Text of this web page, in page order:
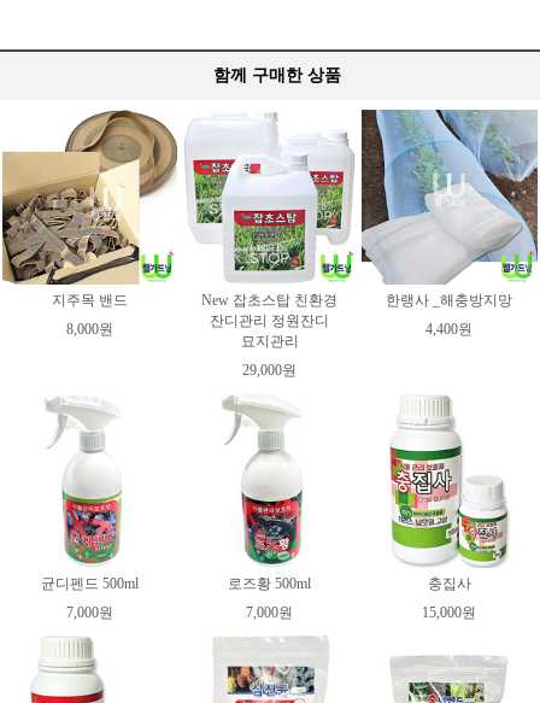
함께 구매한 상품
지주목 밴드
8,000원
New 잡초스탑 친환경
잔디관리 정원잔디
묘지관리
29,000원
한랭사 _해충방지망
4,400원
균디펜드 500ml
7,000원
로즈황 500ml
7,000원
충집사
15,000원